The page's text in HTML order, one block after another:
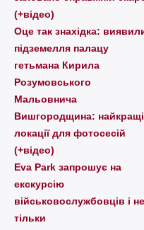
(+відео)
Оце так знахідка:
підземелля палацу
гетьмана Кирила
Розумовського
Мальовнича
Вишгородщина: найкращі
локації для фотосесій
(+відео)
Eva Park запрошує на
екскурсію
військовослужбовців і не
тільки